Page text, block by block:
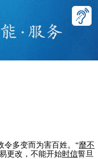
令多变而为害百姓。“靡不
更改，不能开始时信誓旦